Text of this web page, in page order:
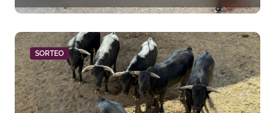
Santa María esta noche
SORTEO